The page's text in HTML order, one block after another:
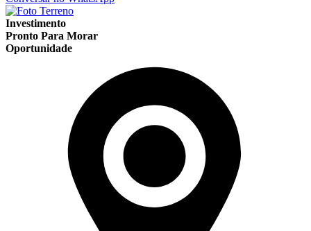
Investimento
Pronto Para Morar
Oportunidade